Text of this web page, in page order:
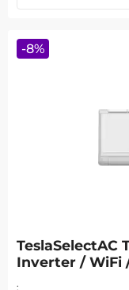
TeslaSelectAC
Inverter / WiFi
-8%